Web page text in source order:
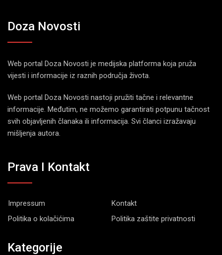
Doza Novosti
Web portal Doza Novosti je medijska platforma koja pruža
vijesti i informacije iz raznih područja života.
Web portal Doza Novosti nastoji pružiti tačne i relevantne
informacije. Međutim, ne možemo garantirati potpunu tačnost
svih objavljenih članaka ili informacija. Svi članci izražavaju
mišljenja autora.
Prava I Kontakt
Impressum
Kontakt
Politika o kolačićima
Politika zaštite privatnosti
Kategorije